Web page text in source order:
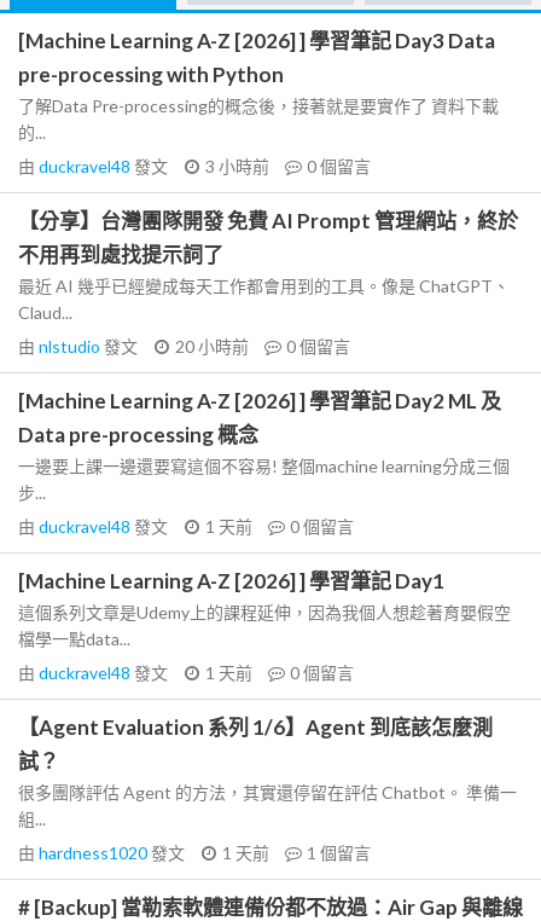
[Machine Learning A-Z [2026] ] 學習筆記 Day3 Data
pre-processing with Python
了解Data Pre-processing的概念後，接著就是要實作了 資料下載
的...
由 duckravel48 發文 3 小時前 0個留言
【分享】台灣團隊開發 免費 AI Prompt 管理網站，終於
不用再到處找提示詞了
最近 AI 幾乎已經變成每天工作都會用到的工具。像是 ChatGPT、
Claud...
由 nlstudio 發文 20 小時前 0個留言
[Machine Learning A-Z [2026] ] 學習筆記 Day2 ML 及
Data pre-processing 概念
一邊要上課一邊還要寫這個不容易! 整個machine learning分成三個
步...
由 duckravel48 發文 1 天前 0個留言
[Machine Learning A-Z [2026] ] 學習筆記 Day1
這個系列文章是Udemy上的課程延伸，因為我個人想趁著育嬰假空
檔學一點data...
由 duckravel48 發文 1 天前 0個留言
【Agent Evaluation 系列 1/6】Agent 到底該怎麼測
試？
很多團隊評估 Agent 的方法，其實還停留在評估 Chatbot。 準備一
組...
由 hardness1020發文 1 天前 1 個留言
# [Backup] 當勒索軟體連備份都不放過：Air Gap 與離線